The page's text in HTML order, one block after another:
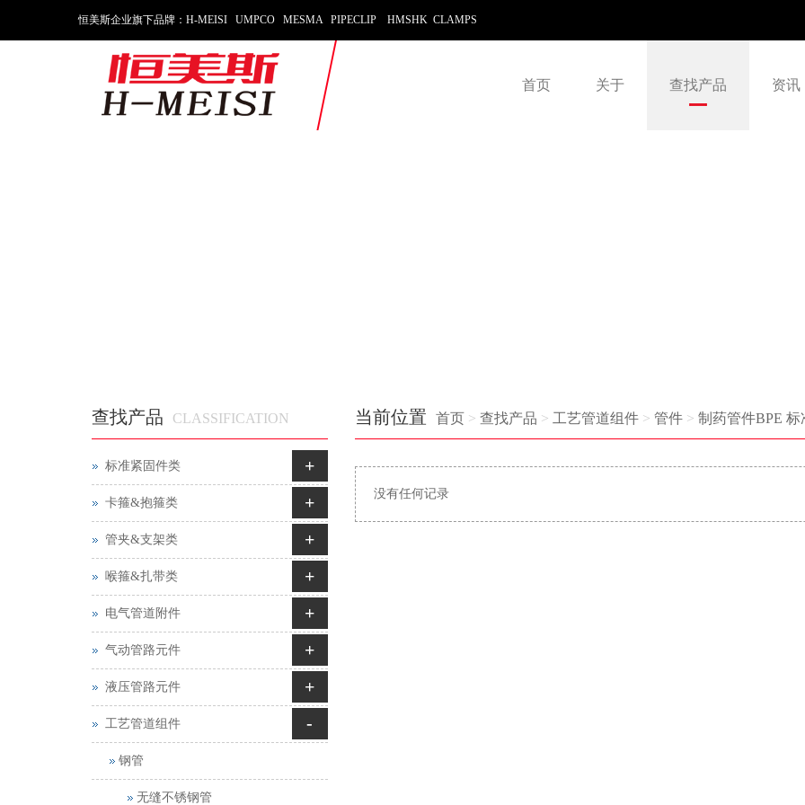
恒美斯企业旗下品牌：H-MEISI UMPCO MESMA PIPECLIP HMSHK CLAMPS
首页 关于 查找产品 资讯
当前位置 首页> 查找产品 > 工艺管道组件> 管件> 制药管件BPE 标
没有任何记录
查找产品 CLASSIFICATION
标准紧固件类 +
卡箍&抱箍类 +
管夹&支架类 +
喉箍&扎带类 +
电气管道附件 +
气动管路元件 +
液压管路元件 +
工艺管道组件 -
钢管
无缝不锈钢管